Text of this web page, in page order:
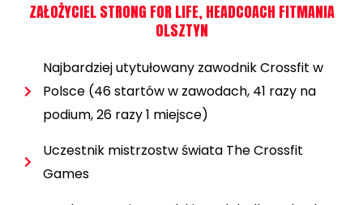
ZAŁOŻYCIEL STRONG FOR LIFE, HEADCOACH FITMANIA
OLSZTYN
Najbardziej utytułowany zawodnik Crossfit w
Polsce (46 startów w zawodach, 41 razy na
podium, 26 razy 1 miejsce)
Uczestnik mistrzostw świata The Crossfit
Games